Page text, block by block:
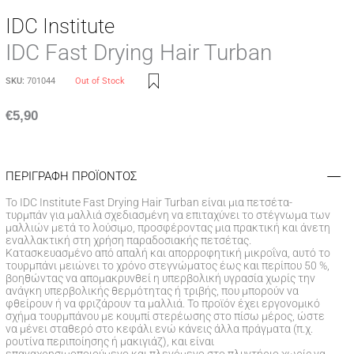
IDC Institute
IDC Fast Drying Hair Turban
SKU: 701044 Out of Stock
€5,90
ΠΕΡΙΓΡΑΦΗ ΠΡΟΪΟΝΤΟΣ
Το IDC Institute Fast Drying Hair Turban είναι μια πετσέτα-
τυρμπάν για μαλλιά σχεδιασμένη να επιταχύνει το στέγνωμα των
μαλλιών μετά το λούσιμο, προσφέροντας μια πρακτική και άνετη
εναλλακτική στη χρήση παραδοσιακής πετσέτας.
Κατασκευασμένο από απαλή και απορροφητική μικροΐνα, αυτό το
τουρμπάνι μειώνει το χρόνο στεγνώματος έως και περίπου 50 %,
βοηθώντας να απομακρυνθεί η υπερβολική υγρασία χωρίς την
ανάγκη υπερβολικής θερμότητας ή τριβής, που μπορούν να
φθείρουν ή να φριζάρουν τα μαλλιά. Το προϊόν έχει εργονομικό
σχήμα τουρμπάνου με κουμπί στερέωσης στο πίσω μέρος, ώστε
να μένει σταθερό στο κεφάλι ενώ κάνεις άλλα πράγματα (π.χ.
ρουτίνα περιποίησης ή μακιγιάζ), και είναι